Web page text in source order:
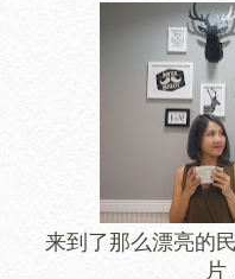
来到了那么漂亮的
片